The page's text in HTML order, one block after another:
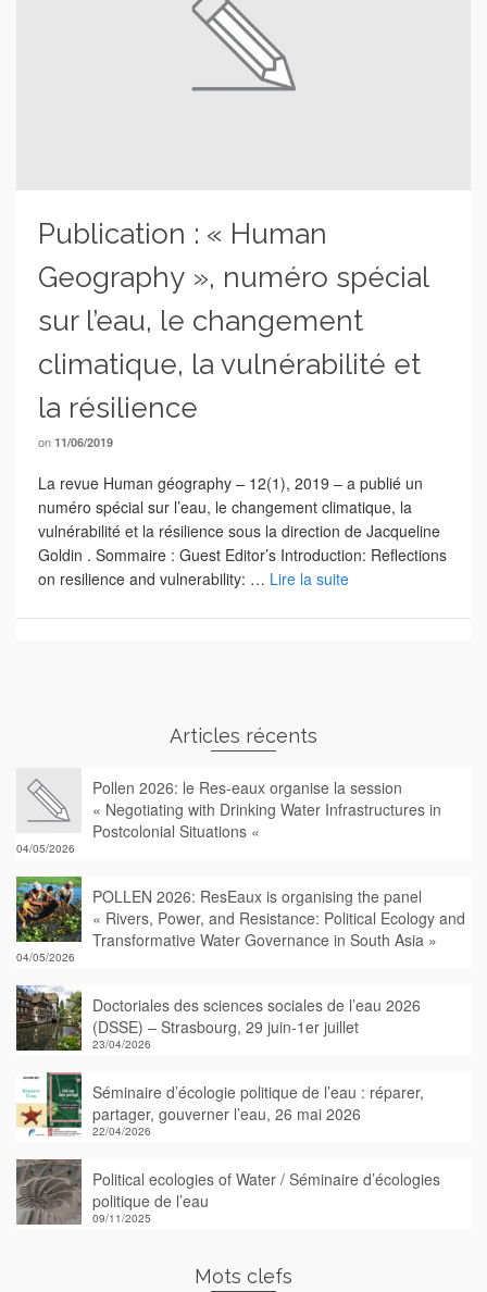
Publication : « Human
Geography », numéro spécial
sur l’eau, le changement
climatique, la vulnérabilité et
la résilience
on 11/06/2019
La revue Human géography – 12(1), 2019 – a publié un
numéro spécial sur l’eau, le changement climatique, la
vulnérabilité et la résilience sous la direction de Jacqueline
Goldin . Sommaire : Guest Editor’s Introduction: Reflections
on resilience and vulnerability: … Lire la suite
Articles récents
Pollen 2026: le Res-eaux organise la session
« Negotiating with Drinking Water Infrastructures in
Postcolonial Situations «
04/05/2026
POLLEN 2026: ResEaux is organising the panel
« Rivers, Power, and Resistance: Political Ecology and
Transformative Water Governance in South Asia »
04/05/2026
Doctoriales des sciences sociales de l’eau 2026
(DSSE) – Strasbourg, 29 juin-1er juillet
23/04/2026
Séminaire d’écologie politique de l’eau : réparer,
partager, gouverner l’eau, 26 mai 2026
22/04/2026
Political ecologies of Water / Séminaire d’écologies
politique de l’eau
09/11/2025
Mots clefs